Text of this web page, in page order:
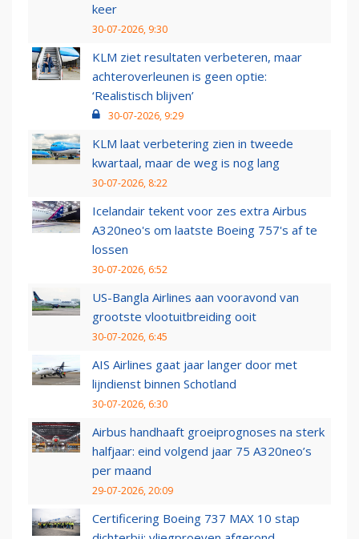
keer
30-07-2026, 9:30
KLM ziet resultaten verbeteren, maar
achteroverleunen is geen optie:
‘Realistisch blijven’
30-07-2026, 9:29
KLM laat verbetering zien in tweede
kwartaal, maar de weg is nog lang
30-07-2026, 8:22
Icelandair tekent voor zes extra Airbus
A320neo's om laatste Boeing 757's af te
lossen
30-07-2026, 6:52
US-Bangla Airlines aan vooravond van
grootste vlootuitbreiding ooit
30-07-2026, 6:45
AIS Airlines gaat jaar langer door met
lijndienst binnen Schotland
30-07-2026, 6:30
Airbus handhaaft groeiprognoses na sterk
halfjaar: eind volgend jaar 75 A320neo’s
per maand
29-07-2026, 20:09
Certificering Boeing 737 MAX 10 stap